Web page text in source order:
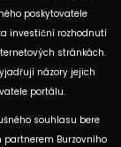
poskytovatele
investiční rozhodnutí
stránkách.
názory jejich
portálu.
souhlasu bere
partnerem Burzovního